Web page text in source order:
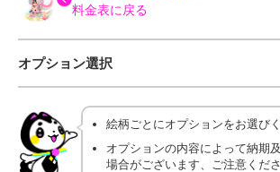
料金表に戻る
オプション選択
絵柄ごとにオプションをお選びく
オプションの内容によって納期
場合がございます、ご注意くださ